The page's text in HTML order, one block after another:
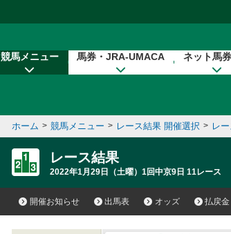
競馬メニュー 馬券・JRA-UMACA ネット馬
ホーム > 競馬メニュー > レース結果 開催選択 > レ
レース結果
2022年1月29日（土曜）1回中京9日 11レース
開催お知らせ 出馬表 オッズ 払戻金